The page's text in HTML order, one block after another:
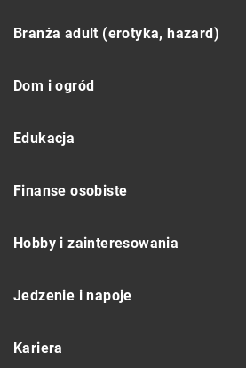
Branża adult (erotyka, hazard)
Dom i ogród
Edukacja
Finanse osobiste
Hobby i zainteresowania
Jedzenie i napoje
Kariera